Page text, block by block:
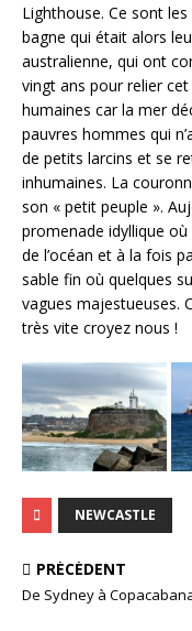
Lighthouse. Ce sont
bagne qui était alors
australienne, qui ont
vingt ans pour relier
humaines car la mer
pauvres hommes qui
de petits larcins et se
inhumaines. La
son « petit peuple ».
promenade idyllique
de l’océan et à la fois
sable fin où quelques
vagues majestueuses.
très vite croyez nous !
NEWCASTLE
PRÉCÉDENT
De Sydney à